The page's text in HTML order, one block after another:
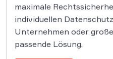
maximale
individuellen
Unternehmen oder
passende Lösung.